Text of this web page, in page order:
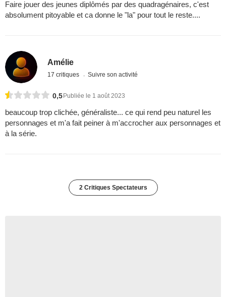
Faire jouer des jeunes diplômés par des quadragénaires, c'est
absolument pitoyable et ca donne le "la" pour tout le reste....
Amélie
17 critiques Suivre son activité
0,5 Publiée le 1 août 2023
beaucoup trop clichée, généraliste... ce qui rend peu naturel les
personnages et m'a fait peiner à m'accrocher aux personnages et
à la série.
2 Critiques Spectateurs